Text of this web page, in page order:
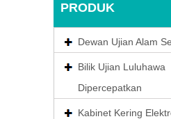
PRODUK
Dewan Ujian Alam
Bilik Ujian Luluhawa
Dipercepatkan
Kabinet Kering